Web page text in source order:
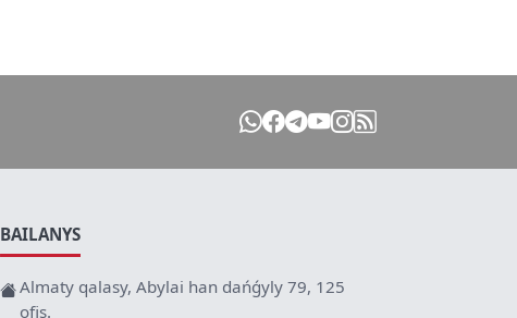
BAILANYS
Almaty qalasy, Abylai han dańǵyly 79, 125
ofis.